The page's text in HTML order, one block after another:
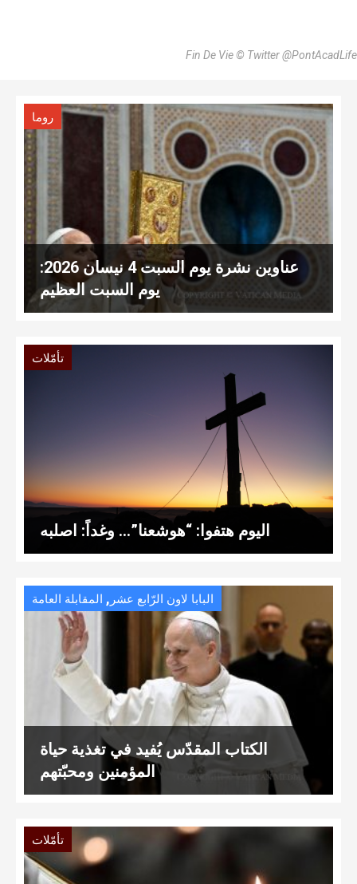
Fin De Vie © Twitter @PontAcadLife
روما
عناوين نشرة يوم السبت 4 نيسان 2026:
يوم السبت العظيم
تأمّلات
اليوم هتفوا: “هوشعنا”… وغداً: اصلبه
البابا لاون الرّابع عشر , المقابلة العامة
الكتاب المقدّس يُفيد في تغذية حياة
المؤمنين ومحبّتهم
تأمّلات